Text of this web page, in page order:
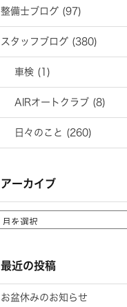
整備士ブログ (97)
スタッフブログ (380)
車検 (1)
AIRオートクラブ (8)
日々のこと (260)
アーカイブ
最近の投稿
お盆休みのお知らせ